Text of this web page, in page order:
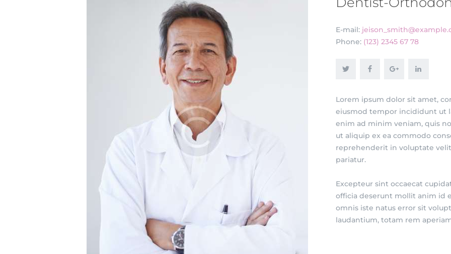
E-mail:
Phone: (123) 2345 67 78
Lorem ipsum dolor sit amet,
eiusmod tempor incididunt ut
enim ad minim veniam, quis
ut aliquip ex ea commodo
reprehenderit in voluptate
pariatur.
Excepteur sint occaecat
officia deserunt mollit anim id
omnis iste natus error sit
laudantium, totam rem